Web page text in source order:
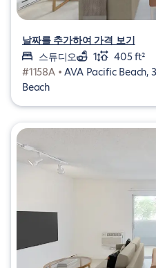
날짜를 추가하여 가격 보기
스튜디오
1
405 ft²
#1158A •AVA Pacific Beach,
Beach